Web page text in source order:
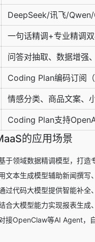
DeepSeek/讯飞/
一句话精调+专业精调
问答对抽取、数据增强
Coding Plan编码订阅（
情感分类、商品文案、
Coding Plan支持
的应用场景
于领域数据精调模型，打造
文本生成模型辅助新闻撰写
过代码大模型提供智能补全
合大模型能力实现报表生成
接OpenClaw等AI Agent，